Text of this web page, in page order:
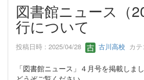
図書館ニュース（
行について
投稿日時 : 2025/04/28 古川高校 カ
「図書館ニュース」４月号を掲載しまし